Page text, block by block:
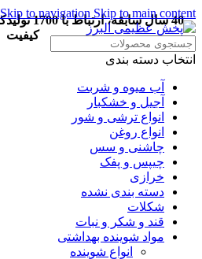
Skip to navigation Skip to main content
انتخاب دسته بندی
آب میوه و شربت
آجیل و خشکبار
انواع ترشی و شور
انواع روغن
چاشنی و سس
چیپس و پفک
خرازی
دسته بندی نشده
شکلات
قند و شکر و نبات
مواد شوینده بهداشتی
انواع شوینده
کیفیت